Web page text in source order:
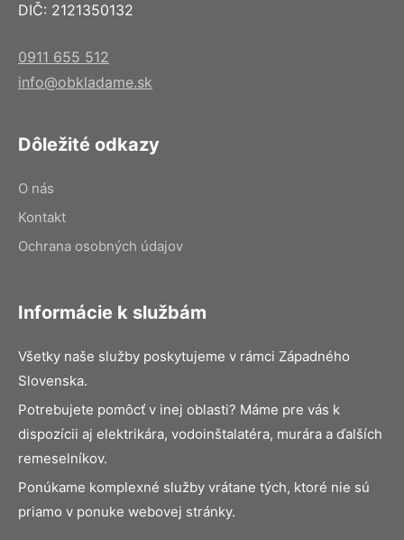
DIČ: 2121350132
0911 655 512
info@obkladame.sk
Dôležité odkazy
O nás
Kontakt
Ochrana osobných údajov
Informácie k službám
Všetky naše služby poskytujeme v rámci Západného
Slovenska.
Potrebujete pomôcť v inej oblasti? Máme pre vás k
dispozícii aj elektrikára, vodoinštalatéra, murára a ďalších
remeselníkov.
Ponúkame komplexné služby vrátane tých, ktoré nie sú
priamo v ponuke webovej stránky.